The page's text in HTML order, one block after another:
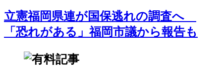
立憲福岡県連が国保逃れの調査へ
「恐れがある」福岡市議から報告も